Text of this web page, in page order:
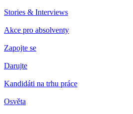
Stories & Interviews
Akce pro absolventy
Zapojte se
Darujte
Kandidáti na trhu práce
Osvěta